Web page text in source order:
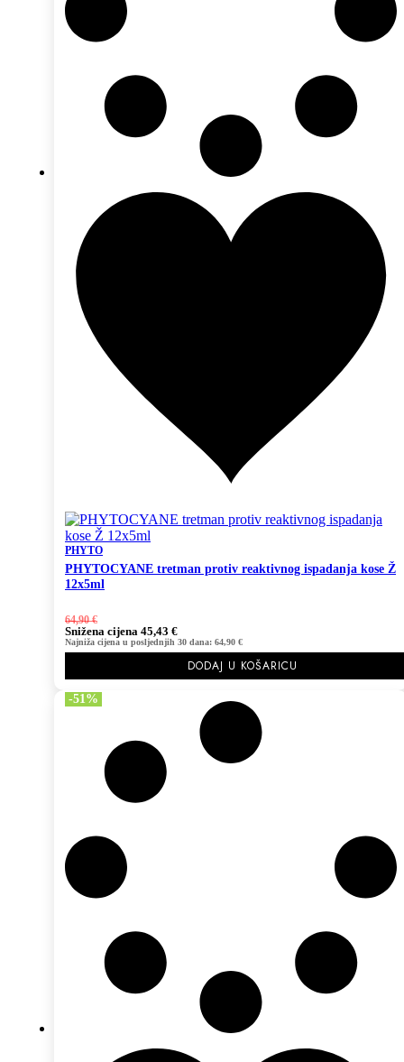
PHYTO
PHYTOCYANE tretman protiv reaktivnog ispadanja kose Ž
12x5ml
64,90€
Snižena cijena 45,43 €
Najniža cijena u posljednjih 30 dana: 64,90 €
DODAJ U KOŠARICU
-51%